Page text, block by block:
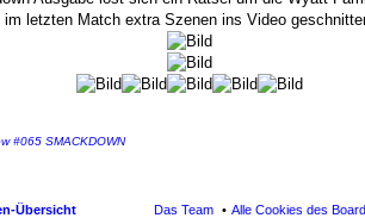
im letzten Match extra Szenen ins Video
#065 SMACKDOWN
Übersicht Alle Cookies des
Das Team